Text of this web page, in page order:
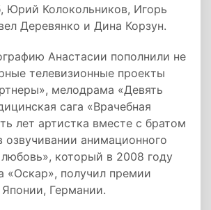
Юрий Колокольников, Игорь
Деревянко и Дина Корзун.
Анастасии пополнили не
телевизионные проекты
мелодрама «Девять
сага «Врачебная
лет артистка вместе с братом
озвучивании анимационного
который в 2008 году
«Оскар», получил премии
Германии.